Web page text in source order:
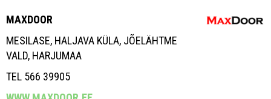
MAXDOOR
MESILASE, HALJAVA KÜLA, JÕELÄHTME
VALD, HARJUMAA
TEL 566 39905